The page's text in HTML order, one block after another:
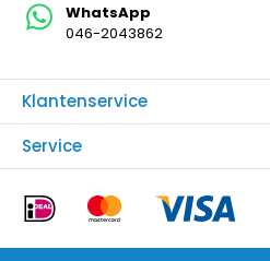
Klantenservice
Service
WhatsApp
046-2043862